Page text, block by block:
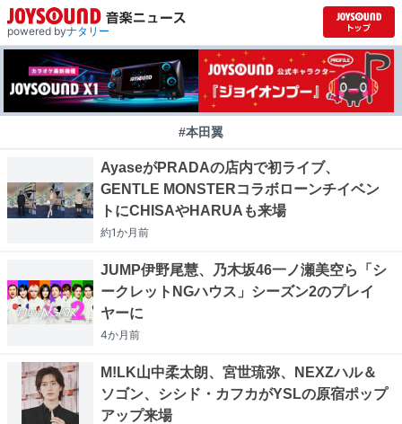
powered byナタリー
#本田翼
AyaseがPRADAの店内で初ライブ、
GENTLE MONSTERコラボローンチイベン
トにCHISAやHARUAも来場
約1か月前
JUMP伊野尾慧、乃木坂46一ノ瀬美空ら「シ
ークレットNGハウス」シーズン2のプレイ
ヤーに
4か月前
M!LK山中柔太朗、宮世琉弥、NEXZハル＆
ソゴン、シシド・カフカがYSLの原宿ポップ
アップ来場